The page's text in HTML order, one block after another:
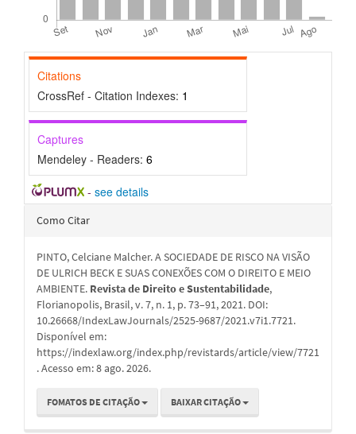
Citations
CrossRef - Citation Indexes: 1
Captures
Mendeley - Readers: 6
- see details
Detalhes
artigo
Como Citar
PINTO, Celciane Malcher. A SOCIEDADE DE RISCO NA VISÃO
DE ULRICH BECK E SUAS CONEXÕES COM O DIREITO E MEIO
AMBIENTE. Revista de Direito e Sustentabilidade,
Florianopolis, Brasil, v. 7, n. 1, p. 73–91, 2021. DOI:
10.26668/IndexLawJournals/2525-9687/2021.v7i1.7721.
Disponível em:
https://indexlaw.org/index.php/revistards/article/view/7721
. Acesso em: 8 ago. 2026.
FOMATOS DE CITAÇÃO BAIXAR CITAÇÃO